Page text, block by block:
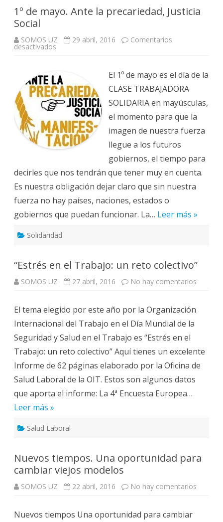
1º de mayo. Ante la precariedad, Justicia
Social
SOMOS UZ 29 abril, 2016 Comentarios
desactivados
Ante
la
precariedad,
Justicia
Social
El 1º de mayo es el día de la
CLASE TRABAJADORA
SOLIDARIA en mayúsculas,
el momento para que la
imagen de nuestra fuerza
llegue a los futuros
gobiernos, el tiempo para
decirles que nos tendrán que tener muy en cuenta.
Es nuestra obligación dejar claro que sin nuestra
fuerza no hay países, naciones, estados o
gobiernos que puedan funcionar. La… Leer más »
Solidaridad
“Estrés en el Trabajo: un reto colectivo”
SOMOS UZ 27 abril, 2016 No hay comentarios
El tema elegido por este año por la Organización
Internacional del Trabajo en el Día Mundial de la
Seguridad y Salud en el Trabajo es “Estrés en el
Trabajo: un reto colectivo” Aquí tienes un excelente
Informe de 62 páginas elaborado por la Oficina de
Salud Laboral de la OIT. Estos son algunos datos
que aporta el informe: La 4ª Encuesta Europea…
Leer más »
Salud Laboral
Nuevos tiempos. Una oportunidad para
cambiar viejos modelos
SOMOS UZ 22 abril, 2016 No hay comentarios
Nuevos tiempos Una oportunidad para cambiar